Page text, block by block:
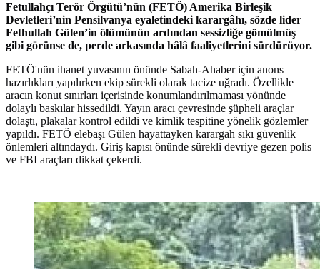
Fetullahçı Terör Örgütü’nün (FETÖ) Amerika Birleşik
Devletleri’nin Pensilvanya eyaletindeki karargâhı, sözde lider
Fethullah Gülen’in ölümünün ardından sessizliğe gömülmüş
gibi görünse de, perde arkasında hâlâ faaliyetlerini sürdürüyor.
FETÖ'nün ihanet yuvasının önünde Sabah-Ahaber için anons
hazırlıkları yapılırken ekip sürekli olarak tacize uğradı. Özellikle
aracın konut sınırları içerisinde konumlandırılmaması yönünde
dolaylı baskılar hissedildi. Yayın aracı çevresinde şüpheli araçlar
dolaştı, plakalar kontrol edildi ve kimlik tespitine yönelik gözlemler
yapıldı. FETÖ elebaşı Gülen hayattayken karargah sıkı güvenlik
önlemleri altındaydı. Giriş kapısı önünde sürekli devriye gezen polis
ve FBI araçları dikkat çekerdi.